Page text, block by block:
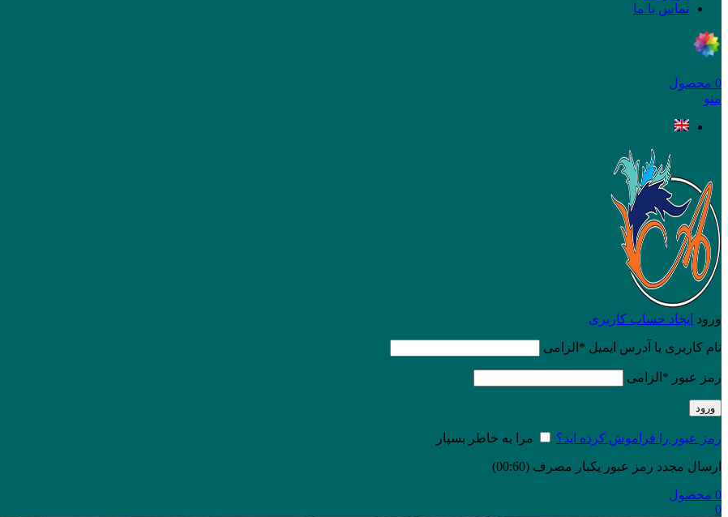
تماس با ما
0 محصول
منو
ورود ایجاد حساب کاربری
نام کاربری یا آدرس ایمیل * الزامی
رمز عبور * الزامی
ورود
رمز عبور را فراموش کرده اید؟ مرا به خاطر بسپار
ارسال مجدد رمز عبور یکبار مصرف (00:
60
)
0 محصول
0